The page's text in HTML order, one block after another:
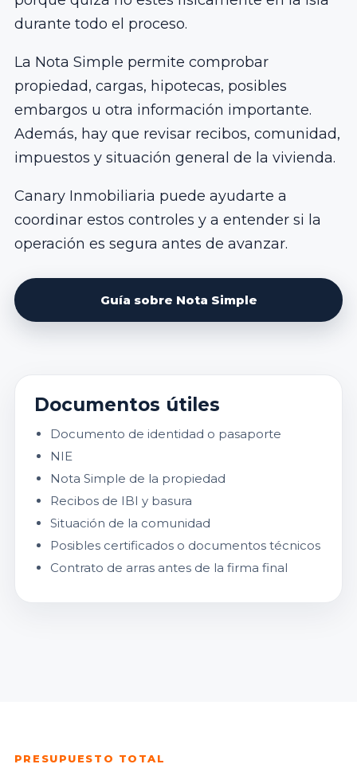
durante todo el proceso.
La Nota Simple permite comprobar
propiedad, cargas, hipotecas, posibles
embargos u otra información importante.
Además, hay que revisar recibos, comunidad,
impuestos y situación general de la vivienda.
Canary Inmobiliaria puede ayudarte a
coordinar estos controles y a entender si la
operación es segura antes de avanzar.
Guía sobre Nota Simple
Documentos útiles
Documento de identidad o pasaporte
NIE
Nota Simple de la propiedad
Recibos de IBI y basura
Situación de la comunidad
Posibles certificados o documentos técnicos
Contrato de arras antes de la firma final
PRESUPUESTO TOTAL